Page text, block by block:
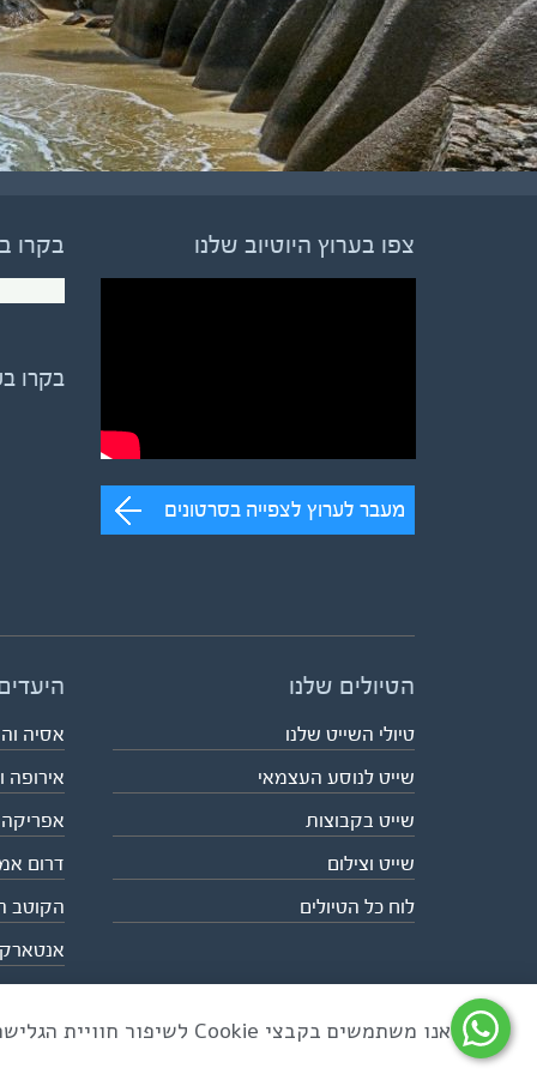
צפו בערוץ היוטיוב שלנו
מעבר לערוץ לצפייה בסרטונים
בקרו
בקרו
הטיולים שלנו
טיולי השייט שלנו
שייט לנוסע העצמאי
שייט בקבוצות
שייט וצילום
לוח כל הטיולים
אסיה
אירופה
אפריקה
דרום
הקוטב
כל הזכויות שמורות לאקו טיולי שטח | טלפון 03-6879090 | פקס 03-6879099 |
אנו משתמשים בקבצי Cookie לשיפור חוויית הגלישה ולניתוח שימוש באתר